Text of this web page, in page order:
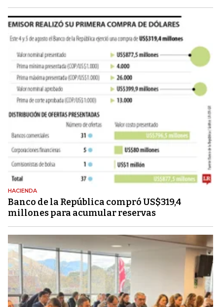
HACIENDA
Banco de la República compró US$319,4
millones para acumular reservas